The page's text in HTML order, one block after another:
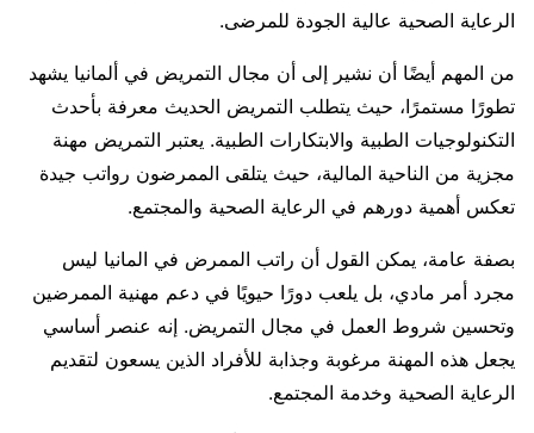
الرعاية الصحية عالية الجودة للمرضى.
من المهم أيضًا أن نشير إلى أن مجال التمريض في ألمانيا يشهد
تطورًا مستمرًا، حيث يتطلب التمريض الحديث معرفة بأحدث
التكنولوجيات الطبية والابتكارات الطبية. يعتبر التمريض مهنة
مجزية من الناحية المالية، حيث يتلقى الممرضون رواتب جيدة
تعكس أهمية دورهم في الرعاية الصحية والمجتمع.
بصفة عامة، يمكن القول أن راتب الممرض في المانيا ليس
مجرد أمر مادي، بل يلعب دورًا حيويًا في دعم مهنية الممرضين
وتحسين شروط العمل في مجال التمريض. إنه عنصر أساسي
يجعل هذه المهنة مرغوبة وجذابة للأفراد الذين يسعون لتقديم
الرعاية الصحية وخدمة المجتمع.